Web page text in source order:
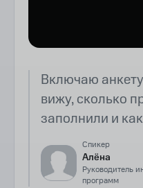
Включаю
вижу, сколько
заполнили и
Спикер
Алёна
Руководитель
программ